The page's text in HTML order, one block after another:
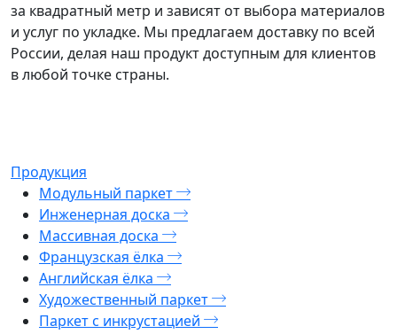
за квадратный метр и зависят от выбора материалов
и услуг по укладке. Мы предлагаем доставку по всей
России, делая наш продукт доступным для клиентов
в любой точке страны.
Продукция
Модульный паркет
Инженерная доска
Массивная доска
Французская ёлка
Английская ёлка
Художественный паркет
Паркет с инкрустацией